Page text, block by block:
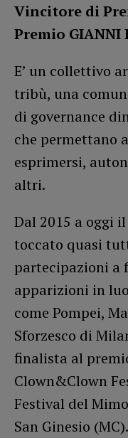
Vincitore di
Premio GIANNI
E’ un collettivo
tribù, una
di governance
che permettano
esprimersi,
altri.
Dal 2015 a oggi
toccato quasi
partecipazioni a
apparizioni in
come Pompei,
Sforzesco di
finalista al
Clown&Clown
Festival del
San Ginesio